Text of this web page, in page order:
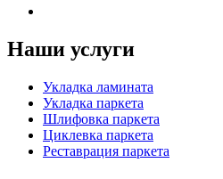
Наши услуги
Укладка ламината
Укладка паркета
Шлифовка паркета
Циклевка паркета
Реставрация паркета